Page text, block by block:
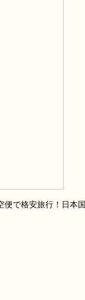
で格安旅行！日本